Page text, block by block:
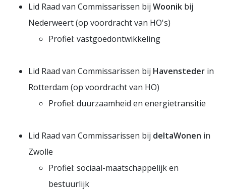
Lid Raad van Commissarissen bij Woonik bij
Nederweert (op voordracht van HO's)
Profiel: vastgoedontwikkeling
Lid Raad van Commissarissen bij Havensteder in
Rotterdam (op voordracht van HO)
Profiel: duurzaamheid en energietransitie
Lid Raad van Commissarissen bij deltaWonen in
Zwolle
Profiel: sociaal-maatschappelijk en
bestuurlijk